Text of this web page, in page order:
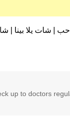
up to doctors